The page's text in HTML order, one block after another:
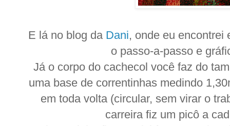
E lá no blog da Dani, onde eu encontrei
o passo-a-passo e
Já o corpo do cachecol você faz do
uma base de correntinhas medindo
em toda volta (circular, sem virar o
carreira fiz um picô a